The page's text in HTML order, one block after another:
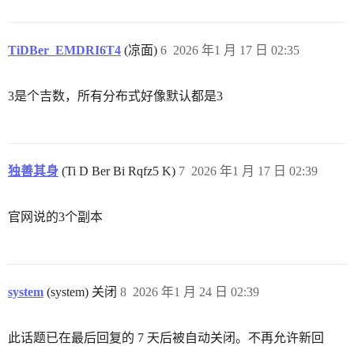
TiDBer_EMDRI6T4 (凉面) 2026 年1 月 17 日 02:35
6
3是个吉数，所有分布式好像默认都是3
独善其身 (Ti D Ber Bi Rqfz5 K) 2026 年1 月 17 日 02:39
7
官网说的3个副本
system (system) 关闭 2026 年1 月 24 日 02:39
8
此话题已在最后回复的 7 天后被自动关闭。不再允许新回